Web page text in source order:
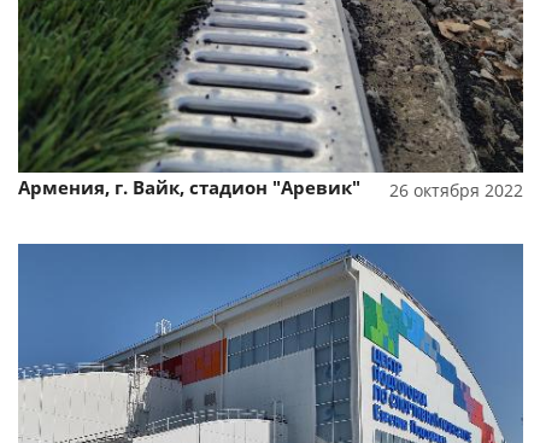
Армения, г. Вайк, стадион "Аревик" 26 октября 2022